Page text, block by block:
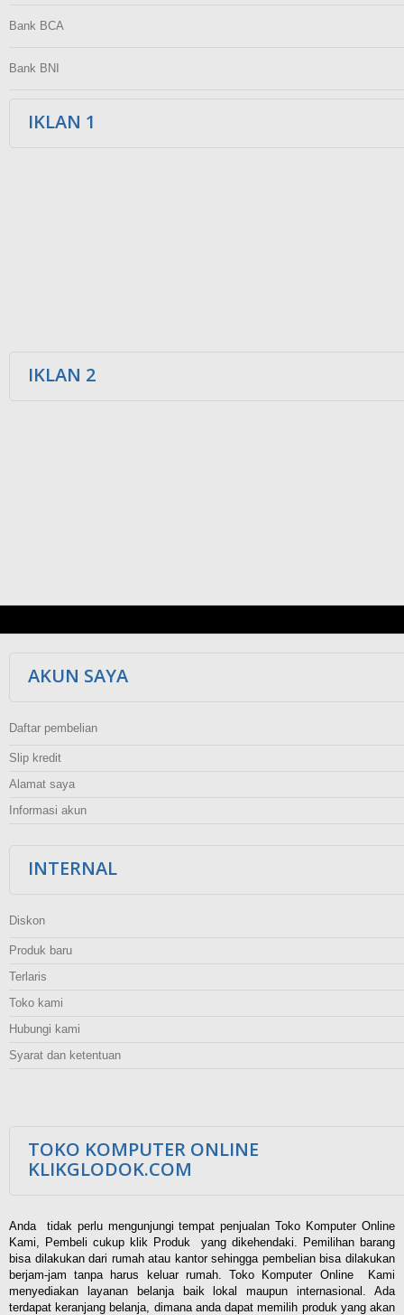
Bank BCA
Bank BNI
IKLAN 1
IKLAN 2
AKUN SAYA
Daftar pembelian
Slip kredit
Alamat saya
Informasi akun
INTERNAL
Diskon
Produk baru
Terlaris
Toko kami
Hubungi kami
Syarat dan ketentuan
TOKO KOMPUTER ONLINE
KLIKGLODOK.COM
Anda tidak perlu mengunjungi tempat penjualan Toko Komputer Online
Kami, Pembeli cukup klik Produk yang dikehendaki. Pemilihan barang
bisa dilakukan dari rumah atau kantor sehingga pembelian bisa dilakukan
berjam-jam tanpa harus keluar rumah. Toko Komputer Online Kami
menyediakan layanan belanja baik lokal maupun internasional. Ada
terdapat keranjang belanja, dimana anda dapat memilih produk yang akan